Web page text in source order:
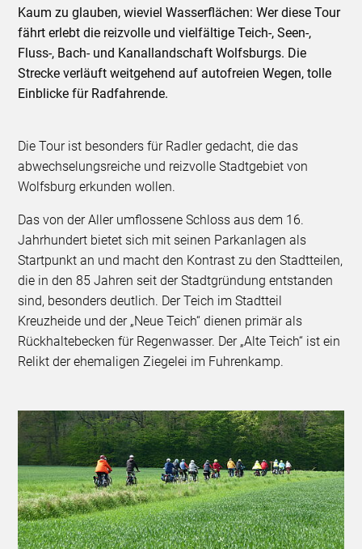
Kaum zu glauben, wieviel Wasserflächen: Wer diese Tour
fährt erlebt die reizvolle und vielfältige Teich-, Seen-,
Fluss-, Bach- und Kanallandschaft Wolfsburgs. Die
Strecke verläuft weitgehend auf autofreien Wegen, tolle
Einblicke für Radfahrende.
Die Tour ist besonders für Radler gedacht, die das
abwechselungsreiche und reizvolle Stadtgebiet von
Wolfsburg erkunden wollen.
Das von der Aller umflossene Schloss aus dem 16.
Jahrhundert bietet sich mit seinen Parkanlagen als
Startpunkt an und macht den Kontrast zu den Stadtteilen,
die in den 85 Jahren seit der Stadtgründung entstanden
sind, besonders deutlich. Der Teich im Stadtteil
Kreuzheide und der „Neue Teich“ dienen primär als
Rückhaltebecken für Regenwasser. Der „Alte Teich“ ist ein
Relikt der ehemaligen Ziegelei im Fuhrenkamp.